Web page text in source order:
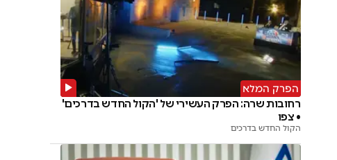
הפרק המלא
רחובות שרה: הפרק העשירי של 'הקול החדש בדרכים'
• צפו
הקול החדש בדרכים